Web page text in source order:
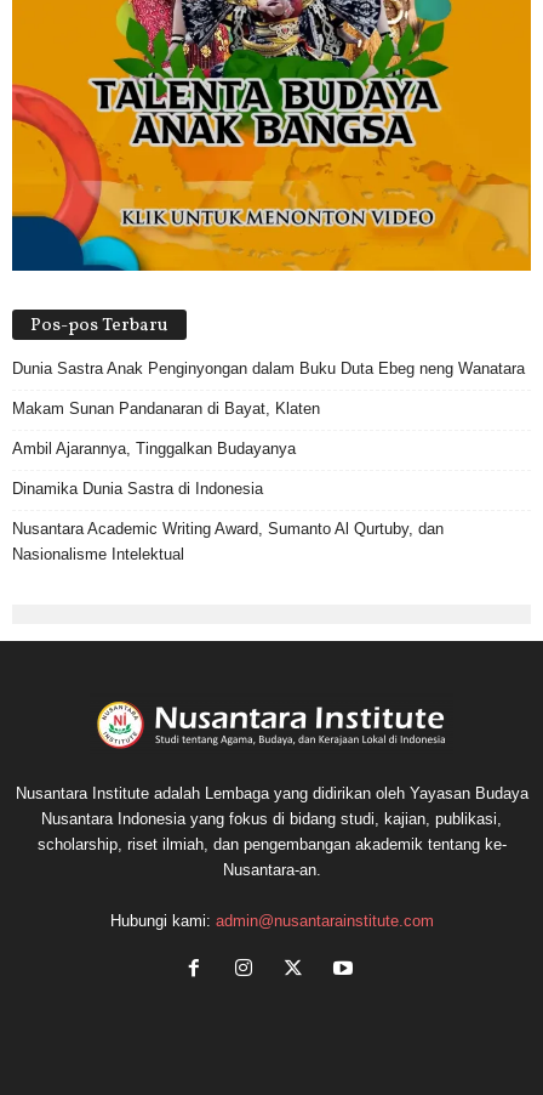
Pos-pos Terbaru
Dunia Sastra Anak Penginyongan dalam Buku Duta Ebeg neng Wanatara
Makam Sunan Pandanaran di Bayat, Klaten
Ambil Ajarannya, Tinggalkan Budayanya
Dinamika Dunia Sastra di Indonesia
Nusantara Academic Writing Award, Sumanto Al Qurtuby, dan
Nasionalisme Intelektual
Nusantara Institute adalah Lembaga yang didirikan oleh Yayasan Budaya
Nusantara Indonesia yang fokus di bidang studi, kajian, publikasi,
scholarship, riset ilmiah, dan pengembangan akademik tentang ke-
Nusantara-an.
Hubungi kami: admin@nusantarainstitute.com